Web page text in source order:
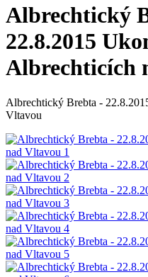
Albrechtický
22.8.2015
Albrechticích
Albrechtický Brebta -
Vltavou